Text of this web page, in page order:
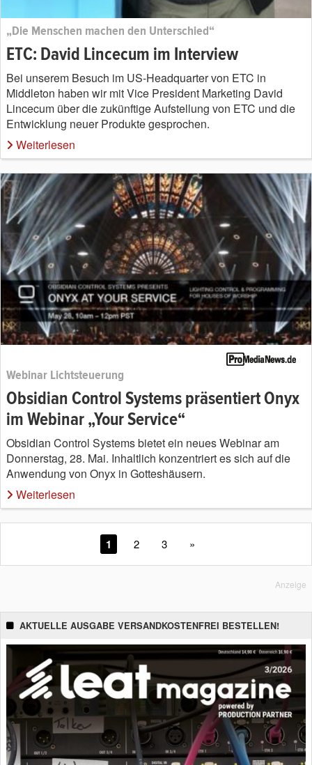
„Die Menschen machen den Unterschied“
ETC: David Lincecum im Interview
Bei unserem Besuch im US-Headquarter von ETC in
Middleton haben wir mit Vice President Marketing David
Lincecum über die zukünftige Aufstellung von ETC und die
Entwicklung neuer Produkte gesprochen.
Weiterlesen
Webinar Lichtsteuerung
Obsidian Control Systems präsentiert Onyx
im Webinar „Your Service“
Obsidian Control Systems bietet ein neues Webinar am
Donnerstag, 28. Mai. Inhaltlich konzentriert es sich auf die
Anwendung von Onyx in Gotteshäusern.
Weiterlesen
1 2 3 »
Anzeige
AKTUELLE AUSGABE VERSANDKOSTENFREI BESTELLEN!